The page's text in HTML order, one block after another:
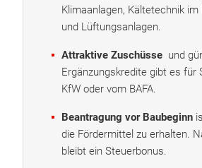
Klimaanlagen, Kältetechnik
und Lüftungsanlagen.
Attraktive Zuschüsse und
Ergänzungskredite gibt es für
KfW oder vom BAFA.
Beantragung vor Baubeginn
die Fördermittel zu erhalten.
bleibt ein Steuerbonus.